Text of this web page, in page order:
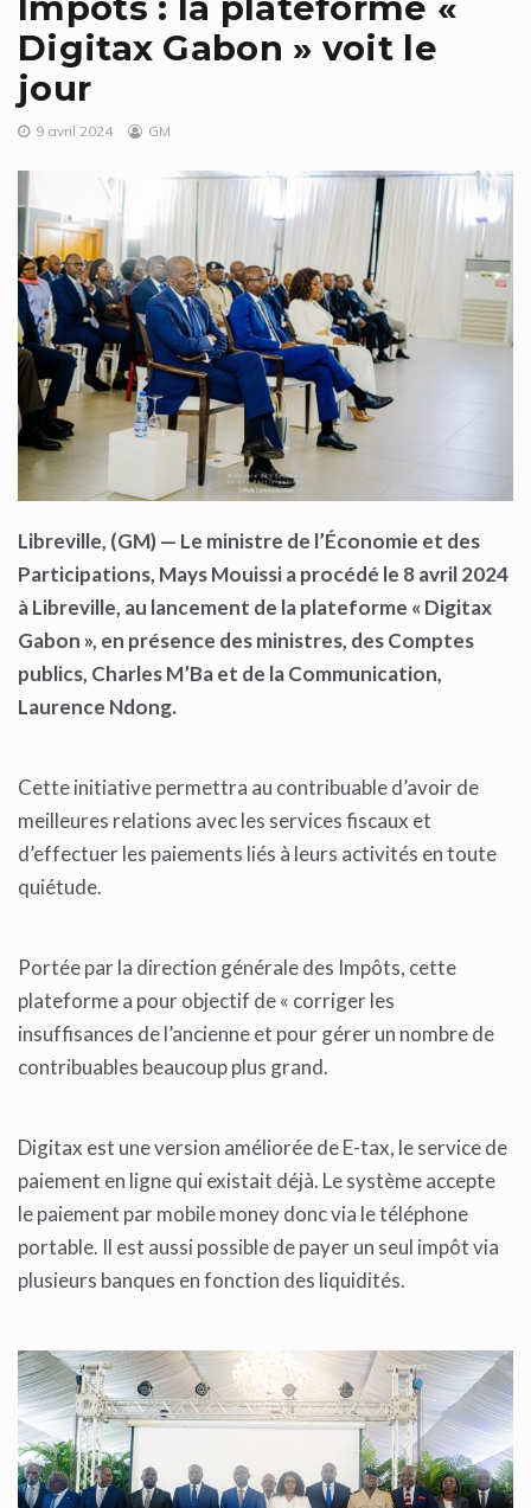
Digitax Gabon » voit le
jour
9 avril 2024 GM
Libreville, (GM) — Le ministre de l’Économie et des
Participations, Mays Mouissi a procédé le 8 avril 2024
à Libreville, au lancement de la plateforme « Digitax
Gabon », en présence des ministres, des Comptes
publics, Charles M’Ba et de la Communication,
Laurence Ndong.
Cette initiative permettra au contribuable d’avoir de
meilleures relations avec les services fiscaux et
d’effectuer les paiements liés à leurs activités en toute
quiétude.
Portée par la direction générale des Impôts, cette
plateforme a pour objectif de « corriger les
insuffisances de l’ancienne et pour gérer un nombre de
contribuables beaucoup plus grand.
Digitax est une version améliorée de E-tax, le service de
paiement en ligne qui existait déjà. Le système accepte
le paiement par mobile money donc via le téléphone
portable. Il est aussi possible de payer un seul impôt via
plusieurs banques en fonction des liquidités.